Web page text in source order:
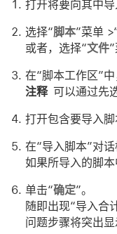
打开将要向其中导
选择“脚本”菜单
或者，选择“文件
在“脚本工作区”
注释 可以通过先
打开包含要导入脚
在“导入脚本”对话
如果所导入的脚
单击“确定”。
随即出现“导入合
问题步骤将突出显